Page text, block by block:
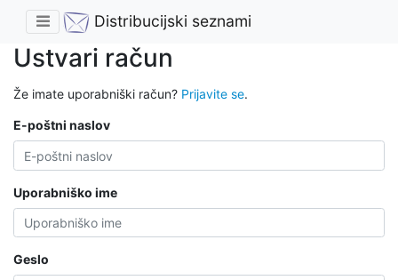
Distribucijski seznami
Ustvari račun
Že imate uporabniški račun? Prijavite se.
E-poštni naslov
Uporabniško ime
Geslo